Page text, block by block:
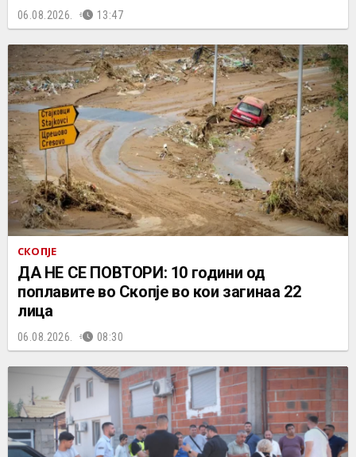
06.08.2026. 13:47
СКОПЈЕ
ДА НЕ СЕ ПОВТОРИ: 10 години од
поплавите во Скопје во кои загинаа 22
лица
06.08.2026. 08:30